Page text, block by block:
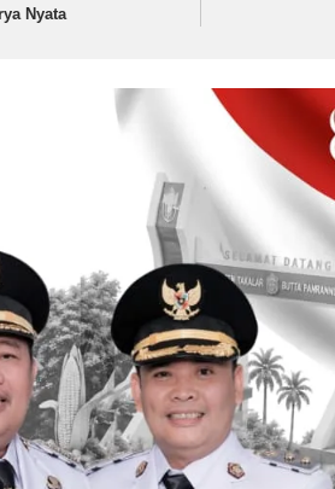
Nyata